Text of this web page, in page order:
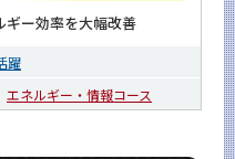
ギー効率を大幅改善
躍
エネルギー・情報コース